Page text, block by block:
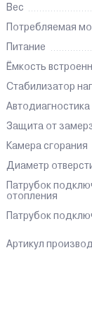
Вес
Потребляемая
Питание
Ёмкость
Стабилизатор
Автодиагностика
Защита от
Камера сгорания
Диаметр
Патрубок
отопления
Патрубок
Артикул